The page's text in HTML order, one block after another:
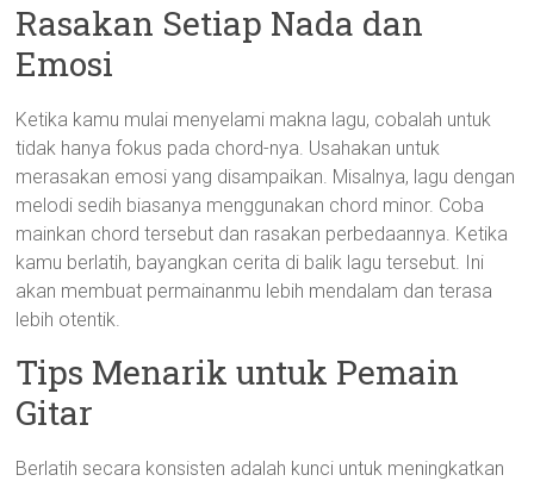
Rasakan Setiap Nada dan
Emosi
Ketika kamu mulai menyelami makna lagu, cobalah untuk
tidak hanya fokus pada chord-nya. Usahakan untuk
merasakan emosi yang disampaikan. Misalnya, lagu dengan
melodi sedih biasanya menggunakan chord minor. Coba
mainkan chord tersebut dan rasakan perbedaannya. Ketika
kamu berlatih, bayangkan cerita di balik lagu tersebut. Ini
akan membuat permainanmu lebih mendalam dan terasa
lebih otentik.
Tips Menarik untuk Pemain
Gitar
Berlatih secara konsisten adalah kunci untuk meningkatkan